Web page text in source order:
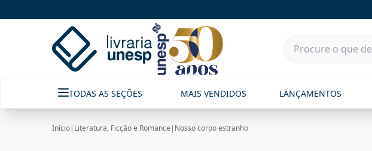
TODAS AS SEÇÕES MAIS VENDIDOS LANÇAMENTOS
Início| Literatura, Ficção e Romance | Nosso corpo estranho